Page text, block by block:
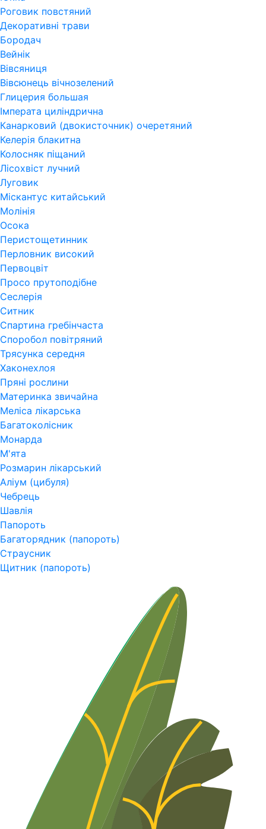
Роговик повстяний
Декоративні трави
Бородач
Вейнік
Вівсяниця
Вівсюнець вічнозелений
Глицерия большая
Імперата циліндрична
Канарковий (двокисточник) очеретяний
Келерія блакитна
Колосняк піщаний
Лісохвіст лучний
Луговик
Міскантус китайський
Молінія
Осока
Перистощетинник
Перловник високий
Первоцвіт
Просо прутоподібне
Сеслерія
Ситник
Спартина гребінчаста
Споробол повітряний
Трясунка середня
Хаконехлоя
Пряні рослини
Материнка звичайна
Меліса лікарська
Багатоколісник
Монарда
М'ята
Розмарин лікарський
Аліум (цибуля)
Чебрець
Шавлія
Папороть
Багаторядник (папороть)
Страусник
Щитник (папороть)